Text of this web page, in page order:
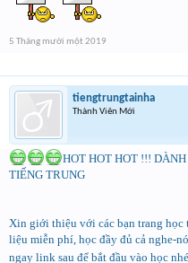
5 Tháng mười một 2019
tiengtrungtainha
Thành Viên Mới
HOT HOT HOT !!!
TIẾNG TRUNG
Xin giới thiệu với các bạn trang
liệu miễn phí, học đầy đủ cả nghe-
ngay link sau để bắt đầu vào học nhé